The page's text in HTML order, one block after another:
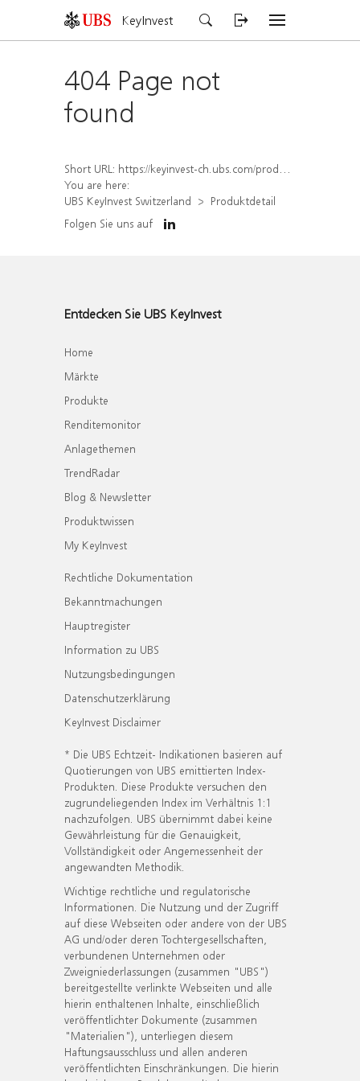
KeyInvest
404 Page not
found
Short URL: https://keyinvest-ch.ubs.com/produkt/detail/index/isin/CH1570519590
You are here:
UBS KeyInvest Switzerland
Produktdetail
Folgen Sie uns auf
Entdecken Sie UBS KeyInvest
Home
Märkte
Produkte
Renditemonitor
Anlagethemen
TrendRadar
Blog & Newsletter
Produktwissen
My KeyInvest
Rechtliche Dokumentation
Bekanntmachungen
Hauptregister
Information zu UBS
Nutzungsbedingungen
Datenschutzerklärung
KeyInvest Disclaimer
* Die UBS Echtzeit- Indikationen basieren auf
Quotierungen von UBS emittierten Index-
Produkten. Diese Produkte versuchen den
zugrundeliegenden Index im Verhältnis 1:1
nachzufolgen. UBS übernimmt dabei keine
Gewährleistung für die Genauigkeit,
Vollständigkeit oder Angemessenheit der
angewandten Methodik.
Wichtige rechtliche und regulatorische
Informationen. Die Nutzung und der Zugriff
auf diese Webseiten oder andere von der UBS
AG und/oder deren Tochtergesellschaften,
verbundenen Unternehmen oder
Zweigniederlassungen (zusammen "UBS")
bereitgestellte verlinkte Webseiten und alle
hierin enthaltenen Inhalte, einschließlich
veröffentlichter Dokumente (zusammen
"Materialien"), unterliegen diesem
Haftungsausschluss und allen anderen
veröffentlichten Einschränkungen. Die hierin